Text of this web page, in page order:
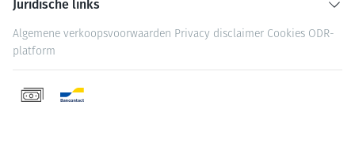
Juridische links
Algemene verkoopsvoorwaarden Privacy disclaimer Cookies ODR-
platform